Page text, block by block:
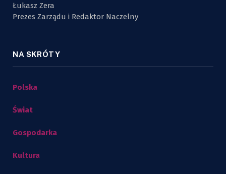
Łukasz Zera
Prezes Zarządu i Redaktor Naczelny
NA SKRÓTY
Polska
Świat
Gospodarka
Kultura